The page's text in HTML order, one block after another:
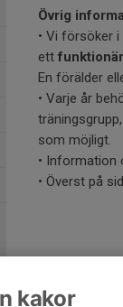
Övrig
• Vi försöker
ett
En förälder
• Varje år
som möjligt.
• Information
• Överst på
kakor